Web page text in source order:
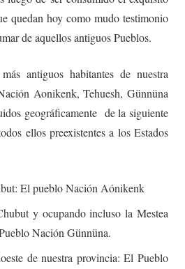
quedan hoy como mudo testimonio
de aquellos antiguos Pueblos.
antiguos habitantes de nuestra
Aonikenk, Tehuesh, Günnüna
geográficamente de la siguiente
ellos preexistentes a los Estados
El pueblo Nación Aónikenk
y ocupando incluso la Mestea
Nación Günnüna.
de nuestra provincia: El Pueblo